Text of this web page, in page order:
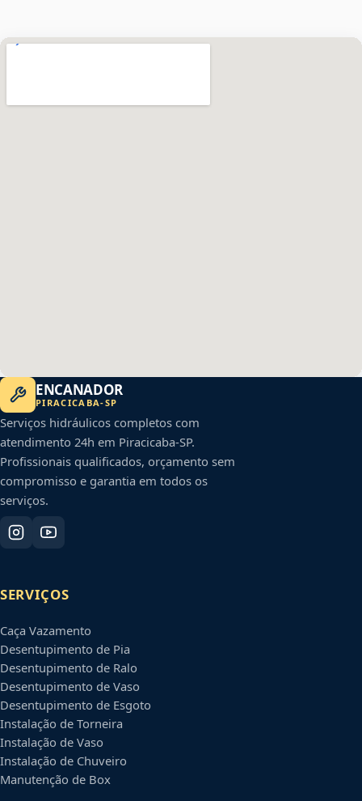
ENCANADOR
PIRACICABA-SP
Serviços hidráulicos completos com
atendimento 24h em Piracicaba-SP.
Profissionais qualificados, orçamento sem
compromisso e garantia em todos os
serviços.
SERVIÇOS
Caça Vazamento
Desentupimento de Pia
Desentupimento de Ralo
Desentupimento de Vaso
Desentupimento de Esgoto
Instalação de Torneira
Instalação de Vaso
Instalação de Chuveiro
Manutenção de Box